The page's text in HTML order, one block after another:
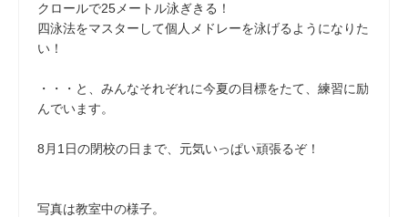
クロールで25メートル泳ぎきる！
四泳法をマスターして個人メドレーを泳げるようになりた
い！
・・・と、みんなそれぞれに今夏の目標をたて、練習に励
んでいます。
8月1日の閉校の日まで、元気いっぱい頑張るぞ！
写真は教室中の様子。